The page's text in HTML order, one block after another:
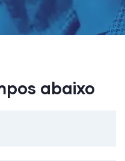
abaixo